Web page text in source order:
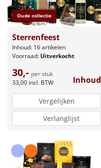
Sinterklaaspakketten
Particulier
Kerstgeschenken 2026
Relatiegeschenken
Cadeaubon
Per stuk
Alle overige
Oude collectie
Sterrenfeest
Inhoud: 16 artikelen
Voorraad: Uitverkocht
30,- per stuk
33,00 incl. BTW Inhoud
Vergelijken
Verlanglijst